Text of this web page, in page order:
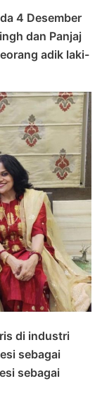
4 Desember
dan Panjaj
adik laki-
di industri
sebagai
sebagai